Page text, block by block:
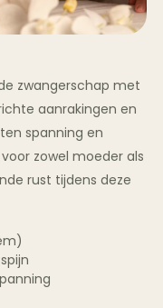
zwangerschap met
aanrakingen en
spanning en
zowel moeder als
rust tijdens deze